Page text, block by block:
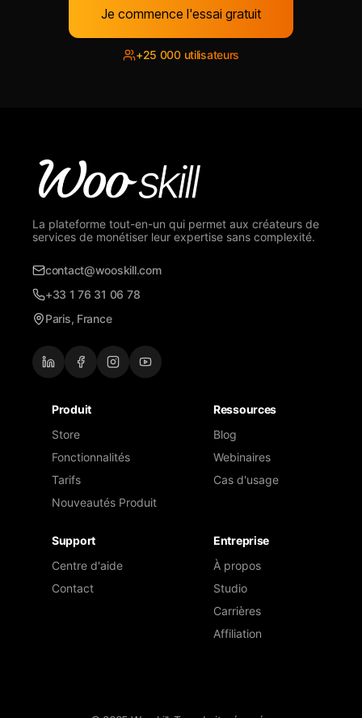
Je commence l'essai gratuit
+25 000 utilisateurs
La plateforme tout-en-un qui permet aux créateurs de
services de monétiser leur expertise sans complexité.
contact@wooskill.com
+33 1 76 31 06 78
Paris, France
Produit
Store
Fonctionnalités
Tarifs
Nouveautés Produit
Ressources
Blog
Webinaires
Cas d'usage
Support
Centre d'aide
Contact
Entreprise
À propos
Studio
Carrières
Affiliation